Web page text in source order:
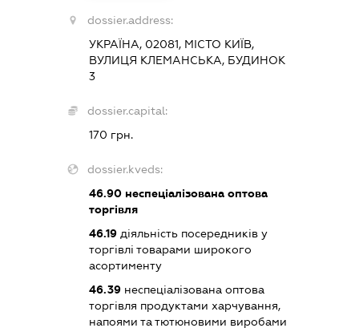
dossier.address:
УКРАЇНА, 02081, МІСТО КИЇВ,
ВУЛИЦЯ КЛЕМАНСЬКА, БУДИНОК
3
dossier.capital:
170 грн.
dossier.kveds:
46.90неспеціалізована оптова
торгівля
46.19діяльність посередників у
торгівлі товарами широкого
асортименту
46.39неспеціалізована оптова
торгівля продуктами харчування,
напоями та тютюновими виробами